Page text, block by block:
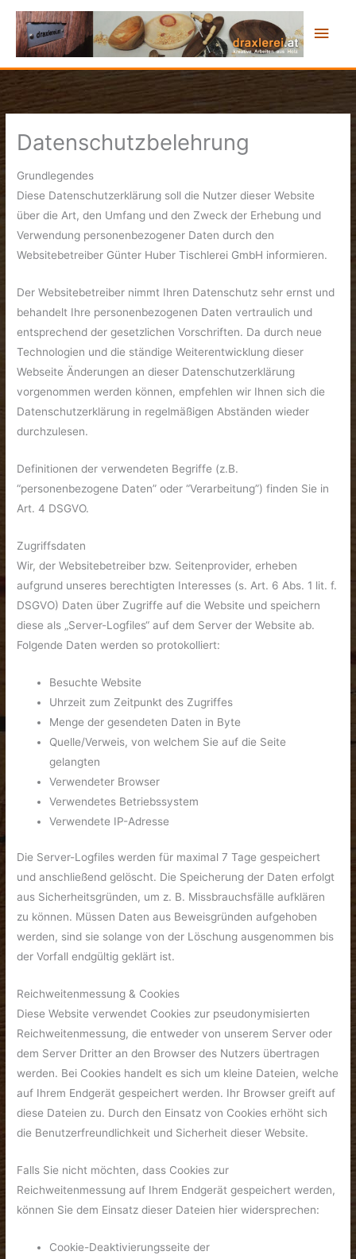
Zum
Inhalt
springen
Datenschutzbelehrung
Grundlegendes
Diese Datenschutzerklärung soll die Nutzer dieser Website
über die Art, den Umfang und den Zweck der Erhebung und
Verwendung personenbezogener Daten durch den
Websitebetreiber Günter Huber Tischlerei GmbH informieren.
Der Websitebetreiber nimmt Ihren Datenschutz sehr ernst und
behandelt Ihre personenbezogenen Daten vertraulich und
entsprechend der gesetzlichen Vorschriften. Da durch neue
Technologien und die ständige Weiterentwicklung dieser
Webseite Änderungen an dieser Datenschutzerklärung
vorgenommen werden können, empfehlen wir Ihnen sich die
Datenschutzerklärung in regelmäßigen Abständen wieder
durchzulesen.
Definitionen der verwendeten Begriffe (z.B.
“personenbezogene Daten” oder “Verarbeitung”) finden Sie in
Art. 4 DSGVO.
Zugriffsdaten
Wir, der Websitebetreiber bzw. Seitenprovider, erheben
aufgrund unseres berechtigten Interesses (s. Art. 6 Abs. 1 lit. f.
DSGVO) Daten über Zugriffe auf die Website und speichern
diese als „Server-Logfiles“ auf dem Server der Website ab.
Folgende Daten werden so protokolliert:
Besuchte Website
Uhrzeit zum Zeitpunkt des Zugriffes
Menge der gesendeten Daten in Byte
Quelle/Verweis, von welchem Sie auf die Seite
gelangten
Verwendeter Browser
Verwendetes Betriebssystem
Verwendete IP-Adresse
Die Server-Logfiles werden für maximal 7 Tage gespeichert
und anschließend gelöscht. Die Speicherung der Daten erfolgt
aus Sicherheitsgründen, um z. B. Missbrauchsfälle aufklären
zu können. Müssen Daten aus Beweisgründen aufgehoben
werden, sind sie solange von der Löschung ausgenommen bis
der Vorfall endgültig geklärt ist.
Reichweitenmessung & Cookies
Diese Website verwendet Cookies zur pseudonymisierten
Reichweitenmessung, die entweder von unserem Server oder
dem Server Dritter an den Browser des Nutzers übertragen
werden. Bei Cookies handelt es sich um kleine Dateien, welche
auf Ihrem Endgerät gespeichert werden. Ihr Browser greift auf
diese Dateien zu. Durch den Einsatz von Cookies erhöht sich
die Benutzerfreundlichkeit und Sicherheit dieser Website.
Falls Sie nicht möchten, dass Cookies zur
Reichweitenmessung auf Ihrem Endgerät gespeichert werden,
können Sie dem Einsatz dieser Dateien hier widersprechen:
Cookie-Deaktivierungsseite der